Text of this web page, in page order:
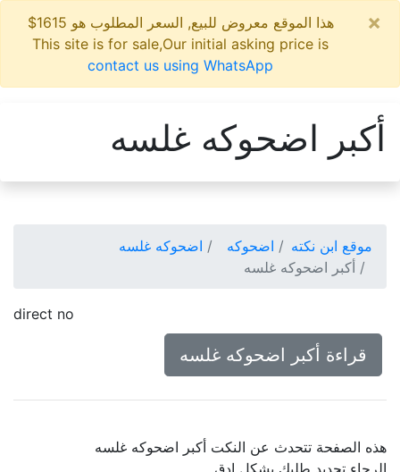
هذا الموقع معروض للبيع, السعر المطلوب هو 1615$
This site is for sale,Our initial asking price is
contact us using WhatsApp
أكبر اضحوكه غلسه
موقع ابن نكته اضحوكه
اضحوكه غلسه
أكبر اضحوكه غلسه
direct no
قراءة أكبر اضحوكه غلسه
هذه الصفحة تتحدث عن النكت أكبر اضحوكه غلسه
الرجاء تحديد طلبك بشكل ادق